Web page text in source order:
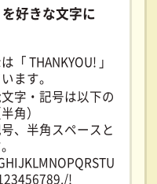
を好きな文字に
「 THANKYOU! 」
ます。
字・記号は以下の
角）
、 半角スペースと
!